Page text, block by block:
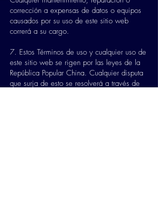
corrección a expensas de datos o equipos
causados por su uso de este sitio web
correrá a su cargo.
7. Estos Términos de uso y cualquier uso de
este sitio web se rigen por las leyes de la
República Popular China. Cualquier disputa
que surja de esto se resolverá a través de